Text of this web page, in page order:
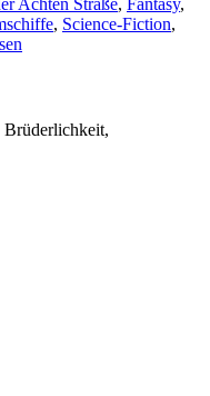
Achten Straße, Fantasy,
, Science-Fiction,